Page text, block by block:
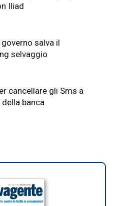
Iliad
salva il
selvaggio
cancellare gli Sms a
banca